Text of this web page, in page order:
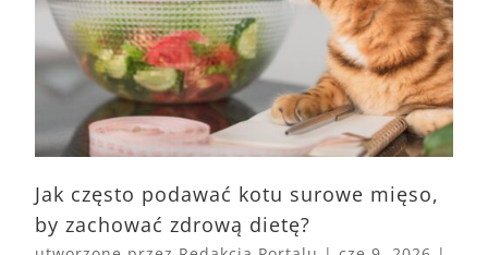
Jak często podawać kotu surowe mięso,
by zachować zdrową dietę?